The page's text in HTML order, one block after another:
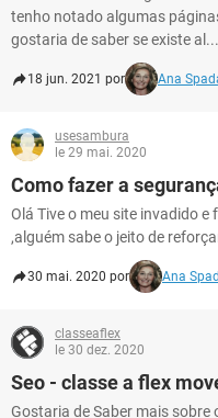
tenho notado algumas
gostaria de saber se existe al...
18 jun. 2021 por Ana
usesambura
le 29 mai. 2020
Como fazer a
Olá Tive o meu site invadido
,alguém sabe o jeito de
30 mai. 2020 por Ana
classeaflex
le 30 dez. 2020
Seo - classe a flex
Gostaria de Saber mais sobre